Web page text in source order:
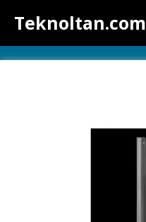
atlaTeknoltan.com